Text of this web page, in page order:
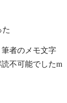
た
筆者のメモ文字
不可能でしたm